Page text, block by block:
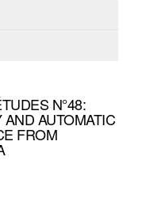
N°48:
AUTOMATIC
FROM